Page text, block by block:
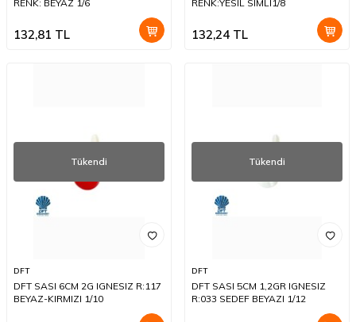
RENK: BEYAZ 1/6
132,81 TL
RENK:YESIL SIMLI1/8
132,24 TL
Tükendi
DFT
DFT SASI 6CM 2G IGNESIZ R:117
BEYAZ-KIRMIZI 1/10
Tükendi
DFT
DFT SASI 5CM 1,2GR IGNESIZ
R:033 SEDEF BEYAZI 1/12